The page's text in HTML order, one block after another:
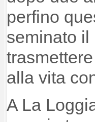
perfino
seminato il
alla vita
A La